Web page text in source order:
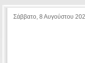
Σάββατο, 8 Αυγούστου